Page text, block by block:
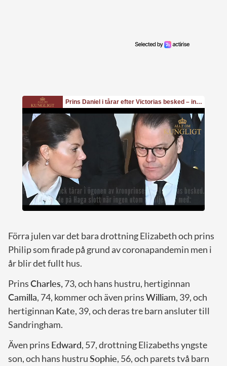
Förra julen var det bara drottning Elizabeth och prins
Philip som firade på grund av coronapandemin men i
år blir det fullt hus.
PrinsCharles, 73, och hans hustru, hertiginnan
Camilla, 74, kommer och även prinsWilliam, 39, och
hertiginnan Kate, 39, och deras tre barn ansluter till
Sandringham.
Även prins Edward, 57, drottning Elizabeths yngste
son, och hans hustruSophie, 56, och parets två barn